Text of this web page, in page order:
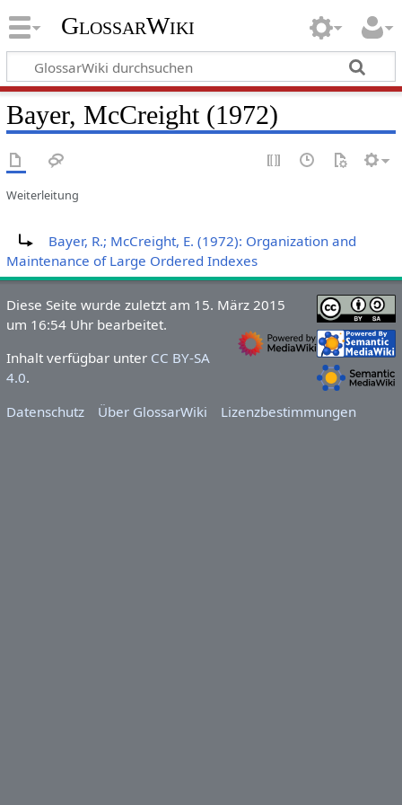
GlossarWiki
Bayer, McCreight (1972)
Weiterleitung
Bayer, R.; McCreight, E. (1972): Organization and
Maintenance of Large Ordered Indexes
Diese Seite wurde zuletzt am 15. März 2015
um 16:54 Uhr bearbeitet.
Inhalt verfügbar unter CC BY-SA
4.0.
Datenschutz
Über GlossarWiki Lizenzbestimmungen